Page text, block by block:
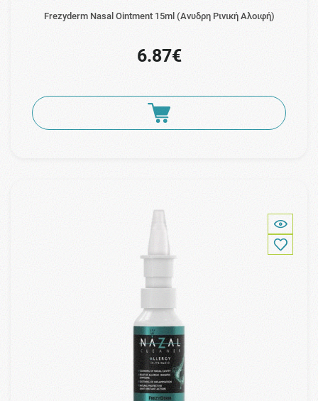
Frezyderm Nasal Ointment 15ml (Ανυδρη Ρινική Αλοιφή)
6.87€